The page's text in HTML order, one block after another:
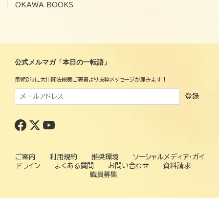
OKAWA BOOKS
公式メルマガ「本日の一転語」
毎朝8時に大川隆法総裁ご著書より抜粋メッセージが届きます！
登録
ご案内 利用規約 推奨環境
ソーシャルメディア・ガイ
ドライン
よくある質問 お問い合わせ
資料請求
職員募集